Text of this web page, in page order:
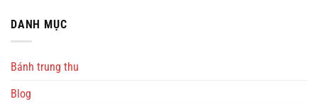
DANH MỤC
Bánh trung thu
Blog